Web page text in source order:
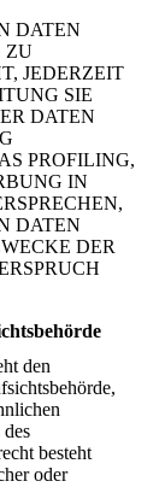
DATEN
ZU
JEDERZEIT
SIE
DATEN
PROFILING,
IN
DATEN
DER
den
besteht
oder